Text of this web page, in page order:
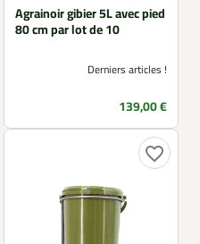
Agrainoir gibier 5L avec pied
80 cm par lot de 10
Derniers articles !
Prix
139,00 €
favorite_border